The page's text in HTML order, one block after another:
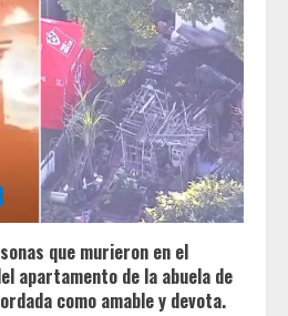
que murieron en el
apartamento de la abuela de
como amable y devota.